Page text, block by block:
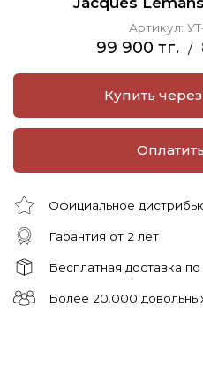
Артикул:
99 900 тг. /
Купить
Официальное
Гарантия от 2 лет
Бесплатная доставка по
Более 20.000